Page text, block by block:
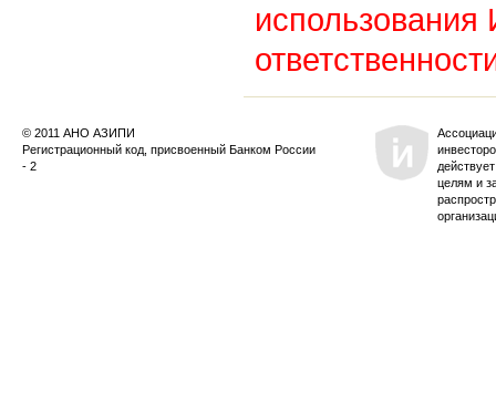
© 2011 АНО АЗИПИ
Регистрационный код, присвоенный Банком России
- 2
целям и